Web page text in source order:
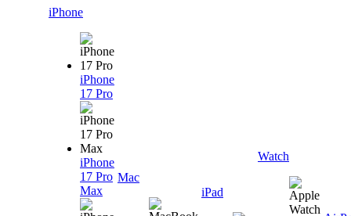
iPhone
iPhone
17 Pro
iPhone
17 Pro
Max
Mac
iPad
Watch